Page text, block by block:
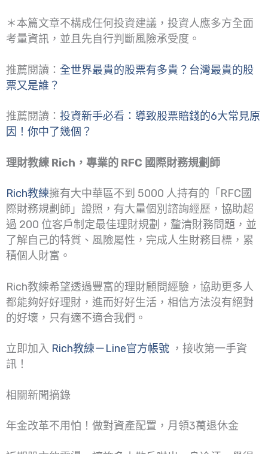
＊本篇文章不構成任何投資建議，投資人應多方全面
考量資訊，並且先自行判斷風險承受度。
推薦閱讀： 全世界最貴的股票有多貴？台灣最貴的股
票又是誰？
推薦閱讀： 投資新手必看：導致股票賠錢的6大常見原
因！你中了幾個？
理財教練 Rich，專業的 RFC 國際財務規劃師
Rich教練擁有大中華區不到 5000 人持有的「RFC國
際財務規劃師」證照，有大量個別諮詢經歷，協助超
過 200 位客戶制定最佳理財規劃，釐清財務問題，並
了解自己的特質、風險屬性，完成人生財務目標，累
積個人財富。
Rich教練希望透過豐富的理財顧問經驗，協助更多人
都能夠好好理財，進而好好生活，相信方法沒有絕對
的好壞，只有適不適合我們。
立即加入 Rich教練－Line官方帳號 ，接收第一手資
訊！
相關新聞摘錄
年金改革不用怕！做對資產配置，月領3萬退休金